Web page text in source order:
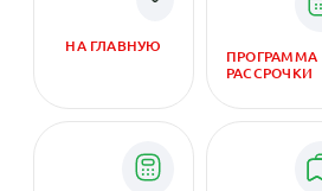
НА ГЛАВНУЮ
ПРОГРАММА
РАССРОЧКИ